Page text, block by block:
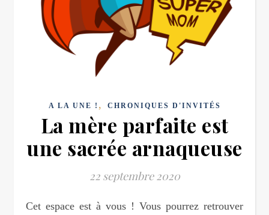
A LA UNE ! , CHRONIQUES D'INVITÉS
La mère parfaite est
une sacrée arnaqueuse
22 septembre 2020
Cet espace est à vous ! Vous pourrez retrouver